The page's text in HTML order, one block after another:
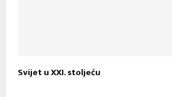
Svijet u XXI. stoljeću